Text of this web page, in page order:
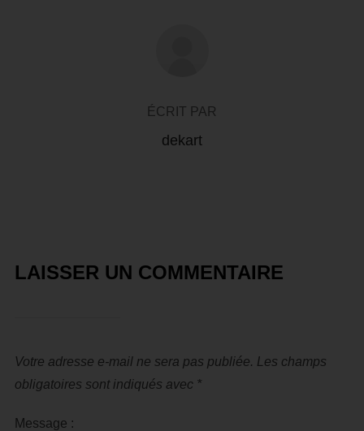
ÉCRIT PAR
dekart
LAISSER UN COMMENTAIRE
Votre adresse e-mail ne sera pas publiée. Les champs
obligatoires sont indiqués avec *
Message :